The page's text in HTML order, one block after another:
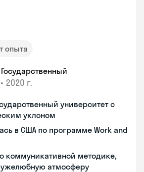
опыта
• 2020 г.
университет с
уклоном
в США по программе Work and
коммуникативной методике,
атмосферу